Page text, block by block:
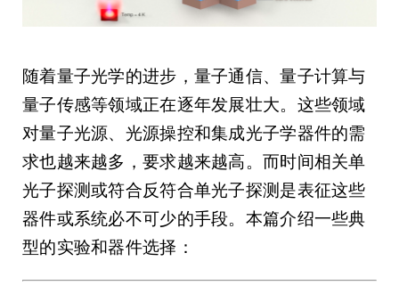
随着量子光学的进步，量子通信、量子计算与
量子传感等领域正在逐年发展壮大。这些领域
对量子光源、光源操控和集成光子学器件的需
求也越来越多，要求越来越高。而时间相关单
光子探测或符合反符合单光子探测是表征这些
器件或系统必不可少的手段。本篇介绍一些典
型的实验和器件选择：